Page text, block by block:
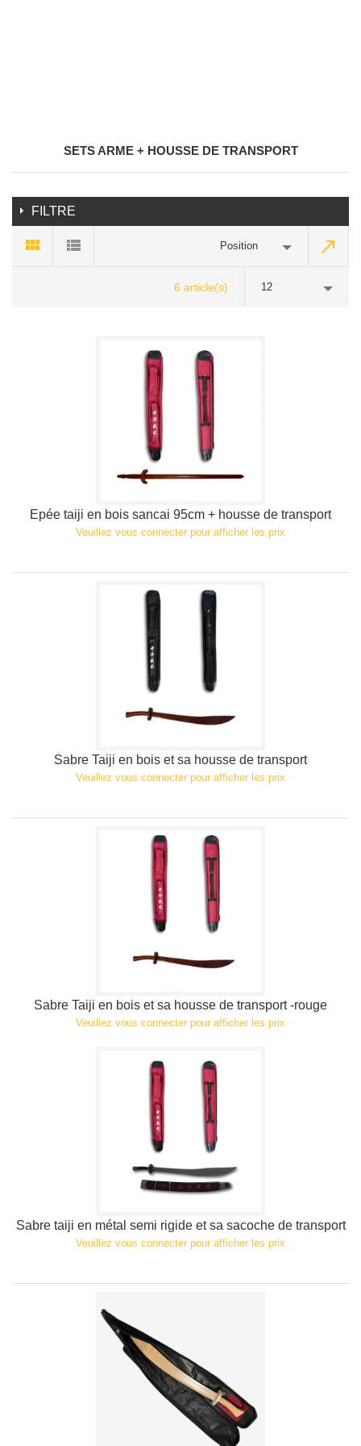
SETS ARME + HOUSSE DE TRANSPORT
FILTRE
Position
6 article(s) 12
Epée taiji en bois sancai 95cm + housse de transport
Veuillez vous connecter pour afficher les prix
Sabre Taiji en bois et sa housse de transport
Veuillez vous connecter pour afficher les prix
Sabre Taiji en bois et sa housse de transport -rouge
Veuillez vous connecter pour afficher les prix
Sabre taiji en métal semi rigide et sa sacoche de transport
Veuillez vous connecter pour afficher les prix